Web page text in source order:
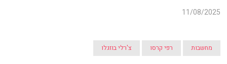
11/08/2025
מחשבות רפי קרסו צ'רלי בוזגלו